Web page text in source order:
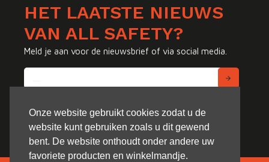
Onze website gebruikt cookies zodat u de
website kunt gebruiken zoals u dit gewend
bent. De website onthoudt onder andere uw
favoriete producten en winkelmandje.
HET LAATSTE NIEUWS
VAN ALL SAFETY?
Meld je aan voor de nieuwsbrief of via social media.